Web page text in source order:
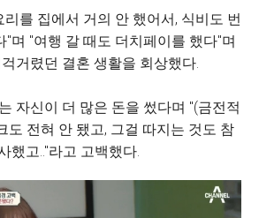
를 집에서 거의 안 했어서, 식비도 번
"며 "여행 갈 때도 더치페이를 했다"며
거렸던 결혼 생활을 회상했다.
자신이 더 많은 돈을 썼다며 "(금전적
도 전혀 안 됐고, 그걸 따지는 것도 참
했고.."라고 고백했다.